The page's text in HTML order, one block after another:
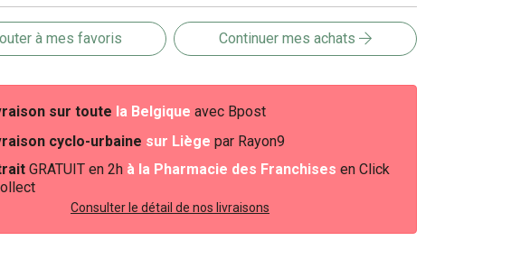
à mes favoris Continuer mes achats
sur toute la Belgique avec Bpost
cyclo-urbaine sur Liège par Rayon9
GRATUIT en 2h à la Pharmacie des Franchises en Click
Consulter le détail de nos livraisons